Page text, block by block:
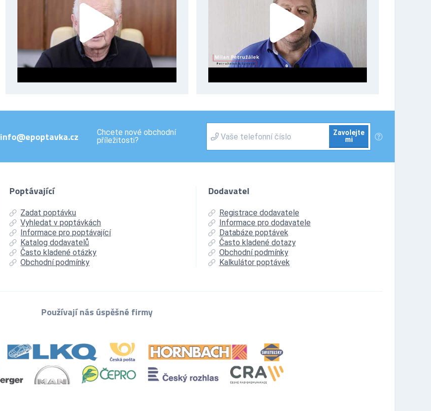
info@epoptavka.cz
Chcete nové obchodní
příležitosti?
Zavolejte
mi
Poptávající
Zadat poptávku
Vyhledat v poptávkách
Informace pro poptávající
Katalog dodavatelů
Často kladené otázky
Obchodní podmínky
Dodavatel
Registrace dodavatele
Informace pro dodavatele
Databáze poptávek
Často kladené dotazy
Obchodní podmínky
Kalkulátor poptávek
Používají nás úspěšné firmy